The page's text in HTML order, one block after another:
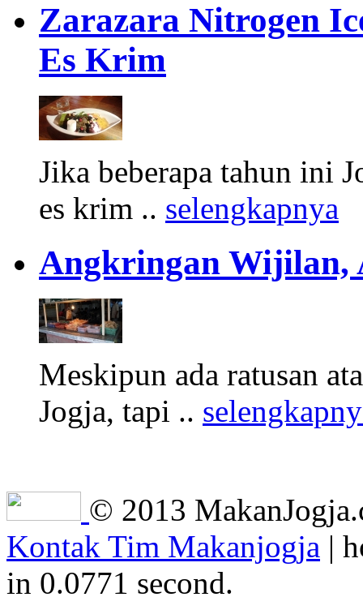
Zarazara Nitrogen
Es Krim
Jika beberapa tahun ini
es krim .. selengkapnya
Angkringan Wijilan,
Meskipun ada ratusan
Jogja, tapi ..
© 2013
Kontak Tim Makanjogja |
in 0.0771 second.